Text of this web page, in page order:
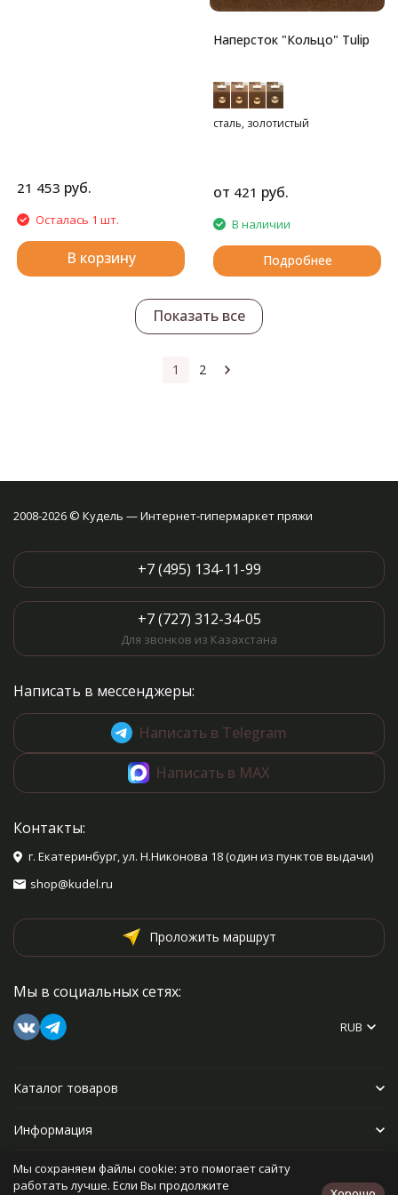
21 453 руб.
Осталась 1 шт.
В корзину
Наперсток "Кольцо" Tulip
сталь, золотистый
от 421 руб.
В наличии
Подробнее
Показать все
1 2
2008-2026 © Кудель — Интернет-гипермаркет пряжи
+7 (495) 134-11-99
+7 (727) 312-34-05
Для звонков из Казахстана
Написать в мессенджеры:
Написать в Telegram
Написать в MAX
Контакты:
г. Екатеринбург, ул. Н.Никонова 18 (один из пунктов выдачи)
shop@kudel.ru
Проложить маршрут
Мы в социальных сетях:
RUB
Каталог товаров
Информация
Прочее
Мы сохраняем файлы cookie: это помогает сайту
работать лучше. Если Вы продолжите